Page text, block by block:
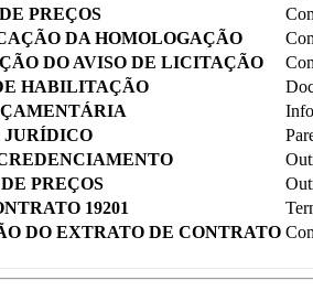
PREÇOS
DA HOMOLOGAÇÃO
DO AVISO DE LICITAÇÃO
HABILITAÇÃO
JURÍDICO
PREÇOS
19201
DO EXTRATO DE CONTRATO